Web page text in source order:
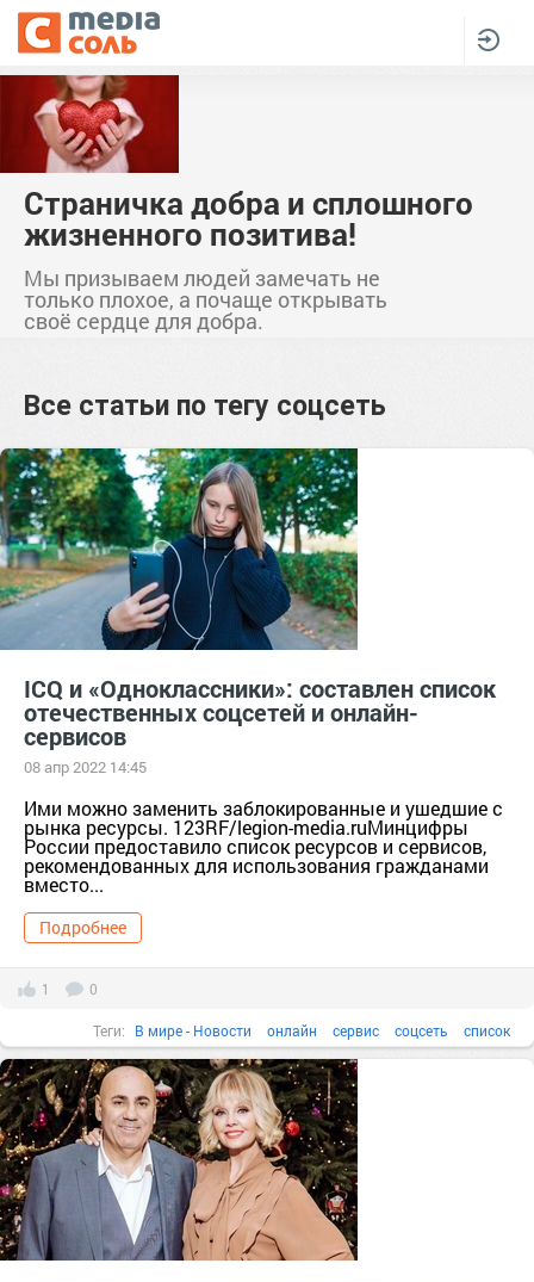
Страничка добра и сплошного
жизненного позитива!
Мы призываем людей замечать не
только плохое, а почаще открывать
своё сердце для добра.
Все статьи по тегу соцсеть
IСQ и «Одноклассники»: составлен список
отечественных соцсетей и онлайн-
сервисов
08 апр 2022 14:45
Ими можно заменить заблокированные и ушедшие с
рынка ресурсы. 123RF/legion-media.ruМинцифры
России предоставило список ресурсов и сервисов,
рекомендованных для использования гражданами
вместо...
Подробнее
1 0
Теги: В мире - Новости онлайн сервис соцсеть список